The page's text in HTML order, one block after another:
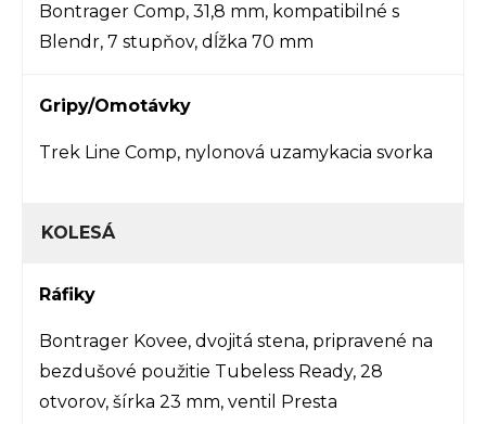
Bontrager Comp, 31,8 mm, kompatibilné s
Blendr, 7 stupňov, dĺžka 70 mm
Gripy/Omotávky
Trek Line Comp, nylonová uzamykacia svorka
KOLESÁ
Ráfiky
Bontrager Kovee, dvojitá stena, pripravené na
bezdušové použitie Tubeless Ready, 28
otvorov, šírka 23 mm, ventil Presta